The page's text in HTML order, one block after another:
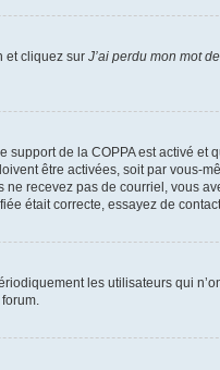
et cliquez sur J’ai perdu mon mot
support de la COPPA est activé
être activées, soit par vous-
recevez pas de courriel, vous
était correcte, essayez de
les utilisateurs qui